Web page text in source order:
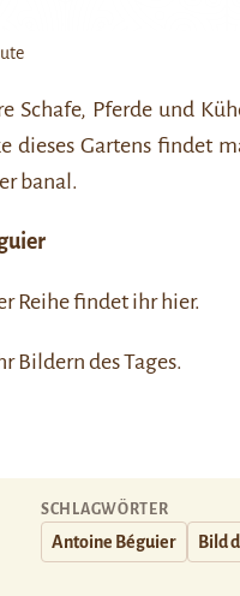
Schafe, Pferde und
dieses Gartens findet
banal.
Reihe findet ihr hier.
Bildern des Tages.
SCHLAGWÖRTER
Antoine Béguier Bild